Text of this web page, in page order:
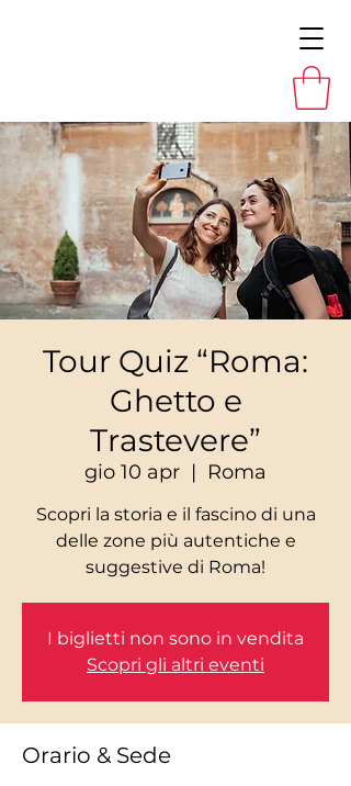
Tour Quiz “Roma:
Ghetto e
Trastevere”
gio 10 apr
  |
Roma
Scopri la storia e il fascino di una
delle zone più autentiche e
I biglietti non sono in vendita
Scopri gli altri eventi
Orario & Sede